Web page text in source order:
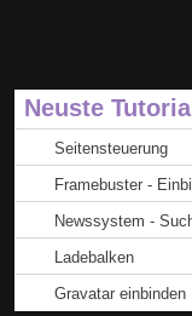
Neuste
Seitensteuerung
Framebuster -
Newssystem -
Ladebalken
Gravatar einbinden